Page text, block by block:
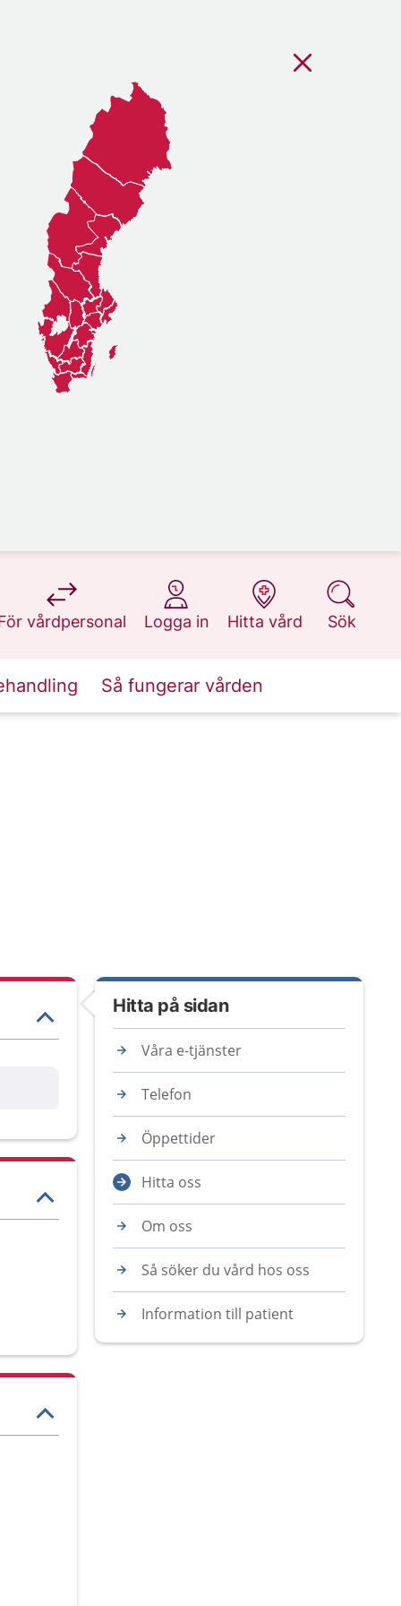
vårdpersonal
på 1177.se
Logga in
på 1177.se
Hitta vård
på 1177.se
Sök
på 1177.se
Så fungerar vården
Hitta på sidan
Våra e-tjänster
Telefon
Öppettider
Hitta oss
Om oss
Så söker du vård hos oss
Information till patient